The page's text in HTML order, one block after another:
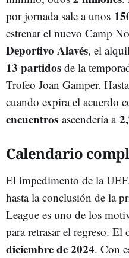
por jornada sale a unos
estrenar el nuevo Camp
Deportivo Alavés, el
13 partidos de la
Trofeo Joan Gamper.
cuando expira el acuerdo
encuentros ascendería a
Calendario
El impedimento de la
hasta la conclusión de la
League es uno de los
para retrasar el regreso.
diciembre de 2024. Con